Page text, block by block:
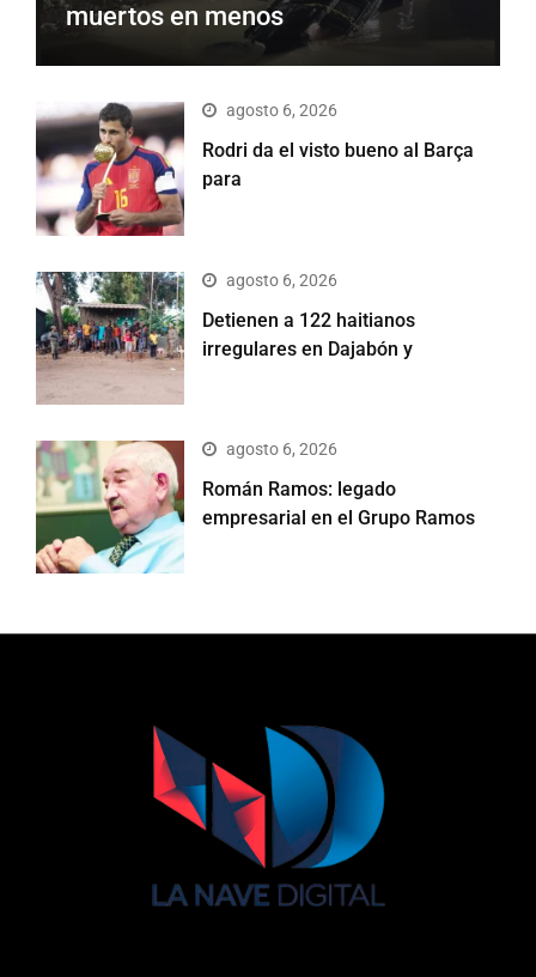
muertos en menos
agosto 6, 2026
Rodri da el visto bueno al Barça
para
agosto 6, 2026
Detienen a 122 haitianos
irregulares en Dajabón y
agosto 6, 2026
Román Ramos: legado
empresarial en el Grupo Ramos